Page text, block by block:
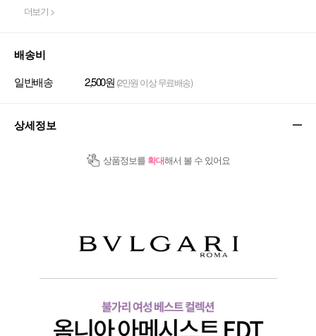
더보기 >
배송비
일반배송 2,500원 (2만원 이상 무료배송)
상세정보
상품정보를 확대해서 볼 수 있어요